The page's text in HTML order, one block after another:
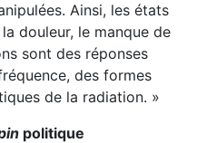
Ainsi, les états
douleur, le manque de
sont des réponses
des formes
de la radiation. »
politique